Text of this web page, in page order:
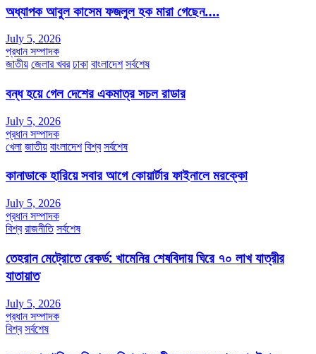
অধ্যাপক আবুল কাসেম ফজলুল হক মারা গেছেন….
July 5, 2026
প্রধান সম্পাদক
জাতীয় জেলার খবর ঢাকা বাংলাদেশ সর্বশেষ
বন্ধ হয়ে গেল দেশের একমাত্র সচল রাডার
July 5, 2026
প্রধান সম্পাদক
খেলা জাতীয় বাংলাদেশ বিশ্ব সর্বশেষ
কানাডাকে হারিয়ে সবার আগে কোয়ার্টার ফাইনালে মরক্কো
July 5, 2026
প্রধান সম্পাদক
বিশ্ব রাজনীতি সর্বশেষ
তেহরান মেট্রোতে রেকর্ড: খামেনির শেষবিদায় ঘিরে ৭০ লাখ যাত্রীর
যাতায়াত
July 5, 2026
প্রধান সম্পাদক
বিশ্ব সর্বশেষ